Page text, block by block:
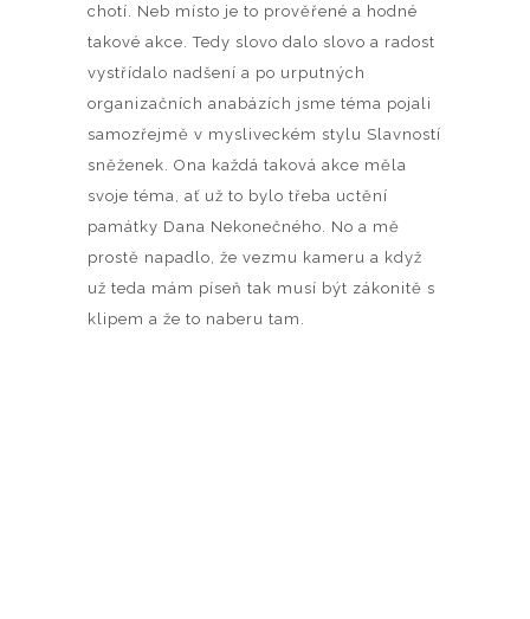
chotí. Neb místo je to prověřené a hodné
takové akce. Tedy slovo dalo slovo a radost
vystřídalo nadšení a po urputných
organizačních anabázích jsme téma pojali
samozřejmě v mysliveckém stylu Slavností
sněženek. Ona každá taková akce měla
svoje téma, ať už to bylo třeba uctění
památky Dana Nekonečného. No a mě
prostě napadlo, že vezmu kameru a když
už teda mám píseň tak musí být zákonitě s
klipem a že to naberu tam.